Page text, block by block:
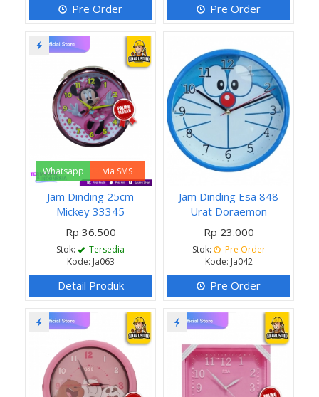
Pre Order Pre Order
Whatsapp via SMS
Jam Dinding 25cm
Mickey 33345
Rp 36.500
Stok:
Tersedia
Kode: Ja063
Detail Produk
Jam Dinding Esa 848
Urat Doraemon
Rp 23.000
Stok:
Pre Order
Kode: Ja042
Pre Order